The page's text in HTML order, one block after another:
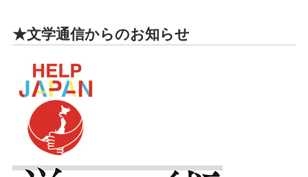
★文学通信からのお知らせ